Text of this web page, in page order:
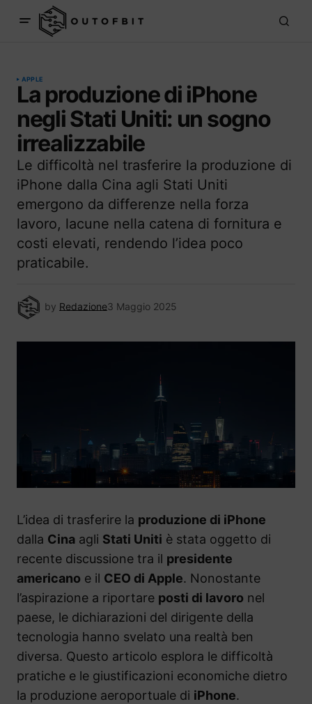
APPLE
La produzione di iPhone
negli Stati Uniti: un sogno
irrealizzabile
Le difficoltà nel trasferire la produzione di
iPhone dalla Cina agli Stati Uniti
emergono da differenze nella forza
lavoro, lacune nella catena di fornitura e
costi elevati, rendendo l’idea poco
praticabile.
by Redazione3 Maggio 2025
L’idea di trasferire la produzione di iPhone
dalla Cina agli Stati Uniti è stata oggetto di
recente discussione tra il presidente
americano e il CEO di Apple. Nonostante
l’aspirazione a riportare posti di lavoro nel
paese, le dichiarazioni del dirigente della
tecnologia hanno svelato una realtà ben
diversa. Questo articolo esplora le difficoltà
pratiche e le giustificazioni economiche dietro
la produzione aeroportuale di iPhone.